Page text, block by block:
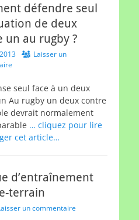
défendre seul
de deux
un au rugby ?
Laisser un
seul face à un deux
Au rugby un deux contre
devrait normalement
… cliquez pour lire
cet article…
d’entraînement
terrain
un commentaire